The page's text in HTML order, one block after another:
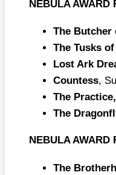
NEBULA AWARD
The But­cher
The Tusks
Lost Ark
Count­ess,
The
The
NEBULA AWARD
The